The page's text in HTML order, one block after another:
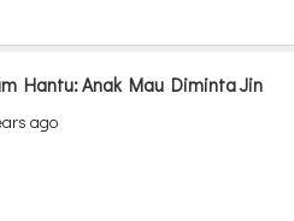
Hantu: Anak Mau Diminta Jin
ago